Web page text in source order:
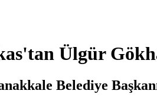
Ülgür
Belediye